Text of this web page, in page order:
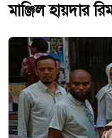
মাঞ্জিল হায়দার